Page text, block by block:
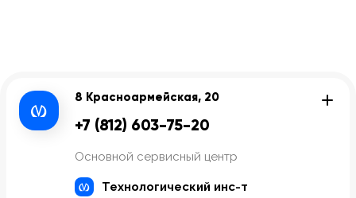
8 Красноармейская, 20
+7 (812) 603-75-20
Основной сервисный центр
Технологический инс-т